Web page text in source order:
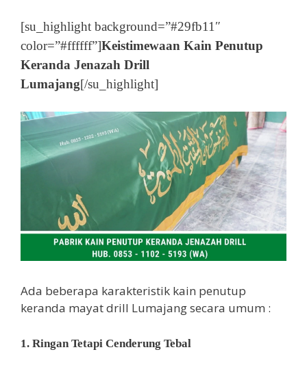
[su_highlight background=”#29fb11″
color=”#ffffff”]Keistimewaan Kain Penutup
Keranda Jenazah Drill
Lumajang[/su_highlight]
Ada beberapa karakteristik kain penutup
keranda mayat drill Lumajang secara umum :
1. Ringan Tetapi Cenderung Tebal